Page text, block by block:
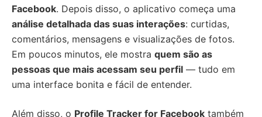
Facebook. Depois disso, o aplicativo começa uma
análise detalhada das suas interações: curtidas,
comentários, mensagens e visualizações de fotos.
Em poucos minutos, ele mostra quem são as
pessoas que mais acessam seu perfil — tudo em
uma interface bonita e fácil de entender.
Além disso, o Profile Tracker for Facebook também